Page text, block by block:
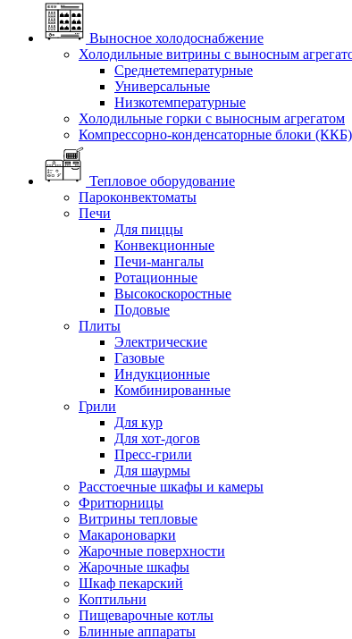
Выносное холодоснабжение
Холодильные витрины с выносным
Среднетемпературные
Универсальные
Низкотемпературные
Холодильные горки с выносным агрегатом
Компрессорно-конденсаторные блоки
Тепловое оборудование
Пароконвектоматы
Печи
Для пиццы
Конвекционные
Печи-мангалы
Ротационные
Высокоскоростные
Подовые
Плиты
Электрические
Газовые
Индукционные
Комбинированные
Грили
Для кур
Для хот-догов
Пресс-грили
Для шаурмы
Расстоечные шкафы и камеры
Фритюрницы
Витрины тепловые
Макароноварки
Жарочные поверхности
Жарочные шкафы
Шкаф пекарский
Коптильни
Пищеварочные котлы
Блинные аппараты